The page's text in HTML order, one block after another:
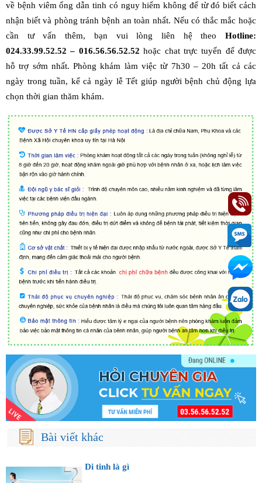
về bệnh viêm ống dẫn tinh có nguy hiểm không để từ đó biết cách
nhận biết và phòng tránh bệnh an toàn nhất. Nếu có thắc mắc hoặc
cần tư vấn thêm, bạn vui lòng liên hệ theo Hotline:
024.33.99.52.52 – 016.56.56.52.52 hoặc chat trực tuyến để được
hỗ trợ sớm nhất. Phòng khám làm việc từ 7h30 – 20h tất cả các
ngày trong tuần, kể cả ngày lễ Tết giúp người bệnh chủ động lựa
chọn thời gian thăm khám.
Bài viết khác
Di tinh là gì